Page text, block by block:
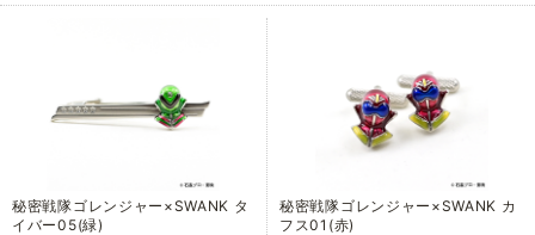
秘密戦隊ゴレンジャー×SWANK タ
イバー05(緑)
秘密戦隊ゴレンジャー×SWANK カ
フス01(赤)